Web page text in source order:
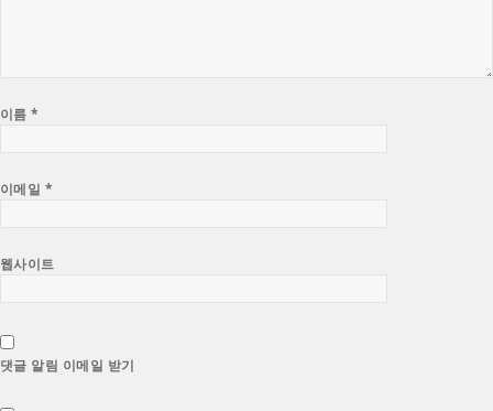
이름*
이메일 *
웹사이트
댓글 알림 이메일 받기